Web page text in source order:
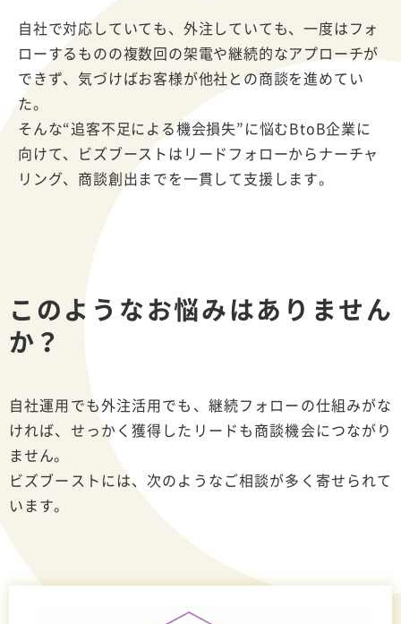
自社で対応していても、外注していても、一度はフォ
ローするものの複数回の架電や継続的なアプローチが
できず、気づけばお客様が他社との商談を進めてい
た。
そんな“追客不足による機会損失”に悩むBtoB企業に
向けて、ビズブーストはリードフォローからナーチャ
リング、商談創出までを一貫して支援します。
このようなお悩みはありません
か？
自社運用でも外注活用でも、継続フォローの仕組みがな
ければ、せっかく獲得したリードも商談機会につながり
ません。
ビズブーストには、次のようなご相談が多く寄せられて
います。